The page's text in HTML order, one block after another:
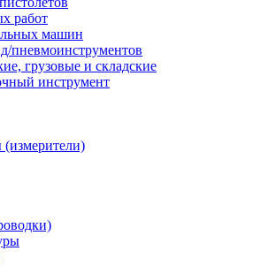
работ
машин
пневмоинструментов
грузовые и складские
инструмент